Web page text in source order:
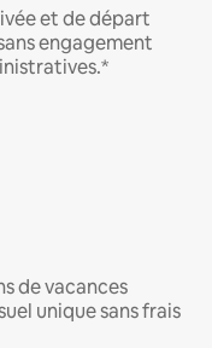
et de départ
engagement
de vacances
unique sans frais